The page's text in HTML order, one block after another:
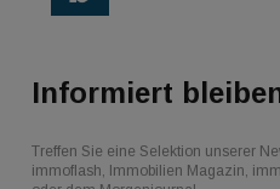
Informiert
Treffen Sie eine Selektion unserer
immoflash, Immobilien Magazin,